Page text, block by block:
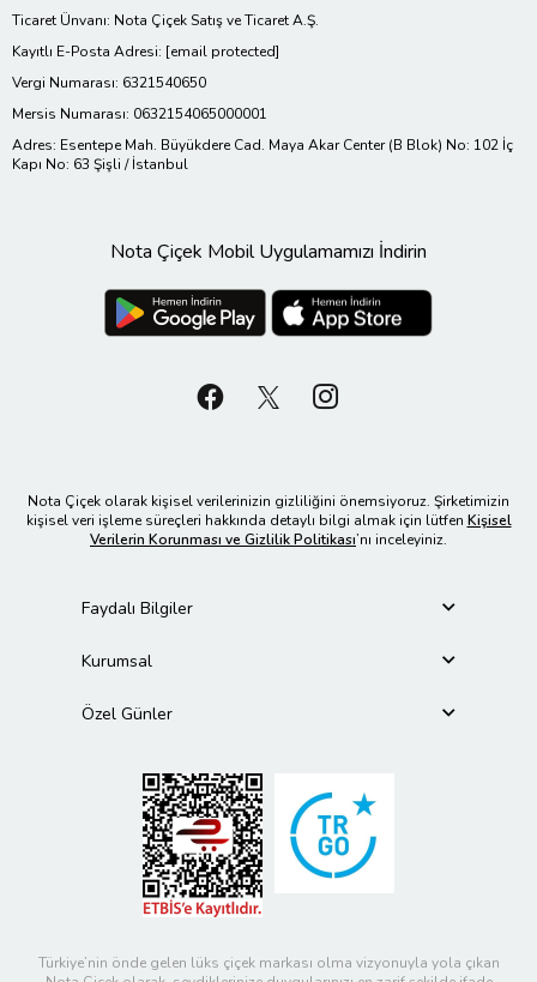
Ticaret Ünvanı: Nota Çiçek Satış ve Ticaret A.Ş.
Kayıtlı E-Posta Adresi: [email protected]
Vergi Numarası: 6321540650
Mersis Numarası: 0632154065000001
Adres: Esentepe Mah. Büyükdere Cad. Maya Akar Center (B Blok) No: 102 İç
Kapı No: 63 Şişli / İstanbul
Nota Çiçek Mobil Uygulamamızı İndirin
Nota Çiçek olarak kişisel verilerinizin gizliliğini önemsiyoruz. Şirketimizin
kişisel veri işleme süreçleri hakkında detaylı bilgi almak için lütfen Kişisel
Verilerin Korunması ve Gizlilik Politikası’nı inceleyiniz.
Faydalı Bilgiler
Kurumsal
Özel Günler
Türkiye’nin önde gelen lüks çiçek markası olma vizyonuyla yola çıkan